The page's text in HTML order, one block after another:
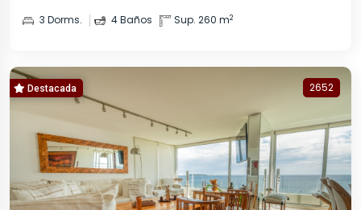
3 Dorms. 4 Baños Sup. 260 m2
Destacada 2652